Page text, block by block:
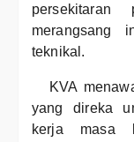
merangsang
teknikal.
KVA
yang direka
kerja masa